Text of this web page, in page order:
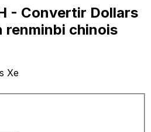
- Convertir Dollars
renminbi chinois
Xe